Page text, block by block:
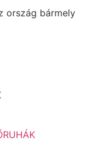
ország bármely